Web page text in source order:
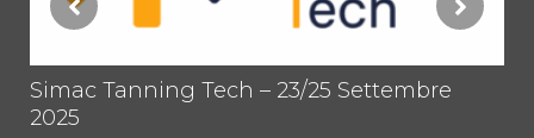
Simac Tanning Tech – 23/25 Settembre
2025